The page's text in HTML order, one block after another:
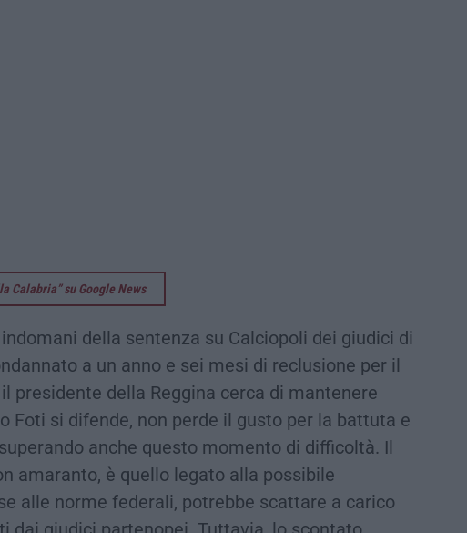
Calabria” su Google News
della sentenza su Calciopoli dei giudici di
a un anno e sei mesi di reclusione per il
presidente della Reggina cerca di mantenere
Foti si difende, non perde il gusto per la battuta e
anche questo momento di difficoltà. Il
amaranto, è quello legato alla possibile
alle norme federali, potrebbe scattare a carico